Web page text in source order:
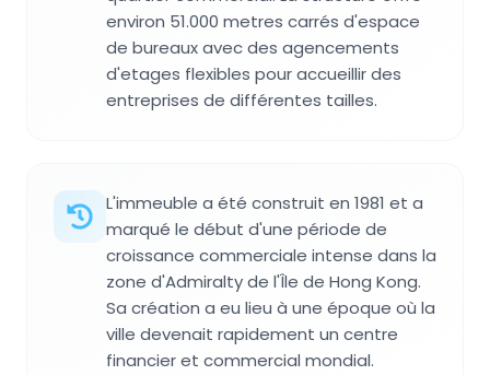
environ 51.000 metres carrés d'espace
de bureaux avec des agencements
d'etages flexibles pour accueillir des
entreprises de différentes tailles.
L'immeuble a été construit en 1981 et a
marqué le début d'une période de
croissance commerciale intense dans la
zone d'Admiralty de l'Île de Hong Kong.
Sa création a eu lieu à une époque où la
ville devenait rapidement un centre
financier et commercial mondial.